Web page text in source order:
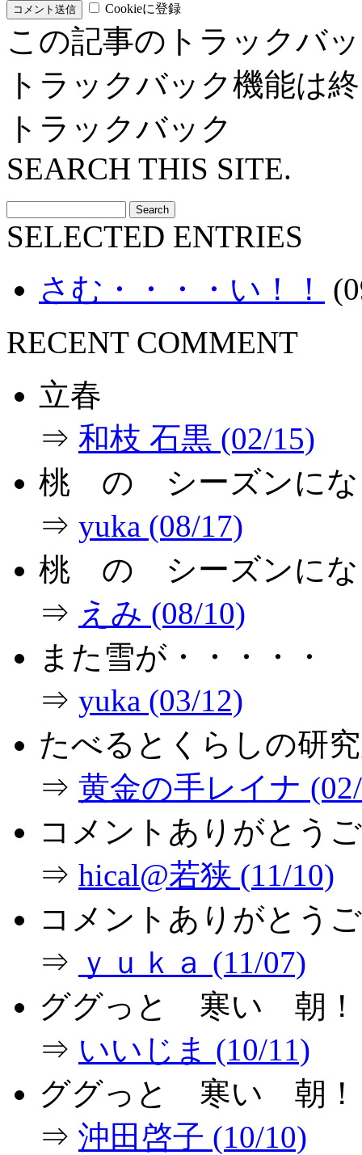
Cookieに登録
この記事のトラックバ
トラックバック機能は
トラックバック
SEARCH THIS SITE.
SELECTED ENTRIES
さむ・・・・い！！
RECENT COMMENT
立春
⇒ 和枝 石黒 (02/15)
桃 の シーズンにな
⇒ yuka (08/17)
桃 の シーズンにな
⇒ えみ (08/10)
また雪が・・・・・
⇒ yuka (03/12)
たべるとくらしの研
⇒ 黄金の手レイナ
コメントありがとう
⇒ hical@若狭 (11/10)
コメントありがとう
⇒ ｙｕｋａ (11/07)
ググっと 寒い 朝！
⇒ いいじま (10/11)
ググっと 寒い 朝！
⇒ 沖田啓子 (10/10)